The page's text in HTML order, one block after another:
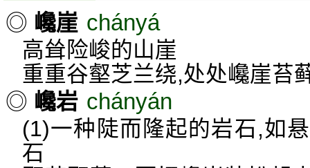
◎ 巉崖 chányá
高耸险峻的山崖
重重谷壑芝兰绕,处处巉崖
◎ 巉岩 chányán
(1)一种陡而隆起的岩石,如
石